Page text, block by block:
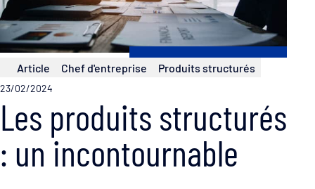
Article Chef d'entreprise Produits structurés
23/02/2024
Les produits structurés
: un incontournable